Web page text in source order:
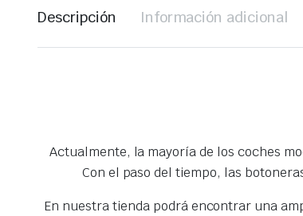
Descripción Información adicional
Actualmente, la mayoría de los coches
Con el paso del tiempo, las
En nuestra tienda podrá encontrar una